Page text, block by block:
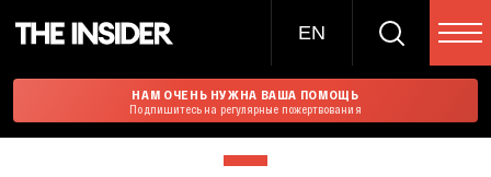
EN
НАМ ОЧЕНЬ НУЖНА ВАША ПОМОЩЬ
Подпишитесь на регулярные пожертвования